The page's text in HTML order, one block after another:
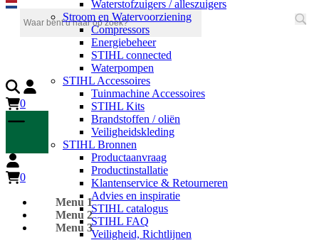
Waterstofzuigers / alleszuigers
Stroom en Watervoorziening
Compressors
Energiebeheer
STIHL connected
Waterpompen
STIHL Accessoires
Tuinmachine Accessoires
STIHL Kits
Brandstoffen / oliën
Veiligheidskleding
STIHL Bronnen
Productaanvraag
Productinstallatie
Klantenservice & Retourneren
Advies en inspiratie
STIHL catalogus
STIHL FAQ
Veiligheid, Richtlijnen
0
0
Menu 1
Menu 2
Menu 3